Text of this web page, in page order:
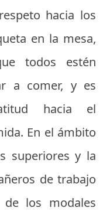
hacia los
en la mesa,
todos estén
a comer, y es
hacia el
En el ámbito
superiores y la
de trabajo
de los modales